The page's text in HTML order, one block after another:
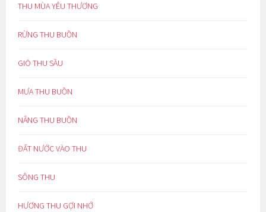
THU MÙA YÊU THƯƠNG
RỪNG THU BUỒN
GIÓ THU SẦU
MƯA THU BUỒN
NẮNG THU BUỒN
ĐẤT NƯỚC VÀO THU
SÔNG THU
HƯƠNG THU GỢI NHỚ